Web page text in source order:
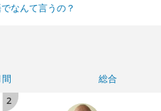
なんて言うの？
間
総合
2